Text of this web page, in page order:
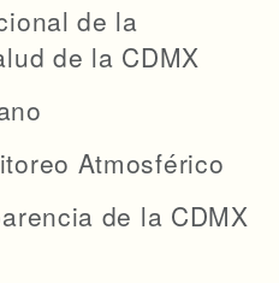
de la
de la CDMX
Atmosférico
de la CDMX